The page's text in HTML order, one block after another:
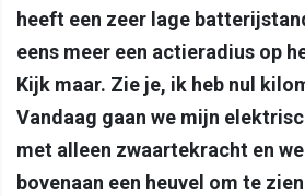
heeft een zeer lage
eens meer een actieradius op
Kijk maar. Zie je, ik heb nul
Vandaag gaan we mijn
met alleen zwaartekracht en
bovenaan een heuvel om te